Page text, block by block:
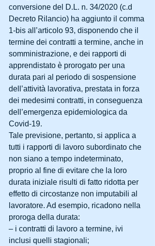
conversione del D.L. n. 34/2020 (c.d
Decreto Rilancio) ha aggiunto il comma
1-bis all’articolo 93, disponendo che il
termine dei contratti a termine, anche in
somministrazione, e dei rapporti di
apprendistato è prorogato per una
durata pari al periodo di sospensione
dell’attività lavorativa, prestata in forza
dei medesimi contratti, in conseguenza
dell’emergenza epidemiologica da
Covid-19.
Tale previsione, pertanto, si applica a
tutti i rapporti di lavoro subordinato che
non siano a tempo indeterminato,
proprio al fine di evitare che la loro
durata iniziale risulti di fatto ridotta per
effetto di circostanze non imputabili al
lavoratore. Ad esempio, ricadono nella
proroga della durata:
– i contratti di lavoro a termine, ivi
inclusi quelli stagionali;